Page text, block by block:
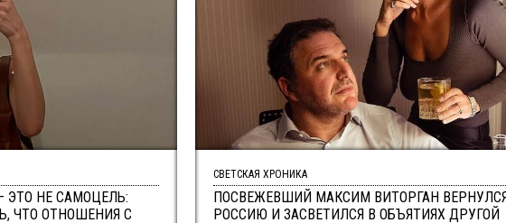
НЕ САМОЦЕЛЬ:
ЧТО ОТНОШЕНИЯ С
ПОСВЕЖЕВШИЙ МАКСИМ ВИТОРГАН
РОССИЮ И ЗАСВЕТИЛСЯ В ОБЪЯТИЯХ ДРУГОЙ
СВЕТСКАЯ ХРОНИКА